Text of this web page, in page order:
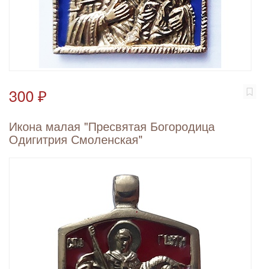
300 ₽
Икона малая "Пресвятая Богородица
Одигитрия Смоленская"